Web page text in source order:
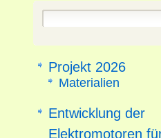
Projekt 2026
Materialien
Entwicklung der
Elektromotoren